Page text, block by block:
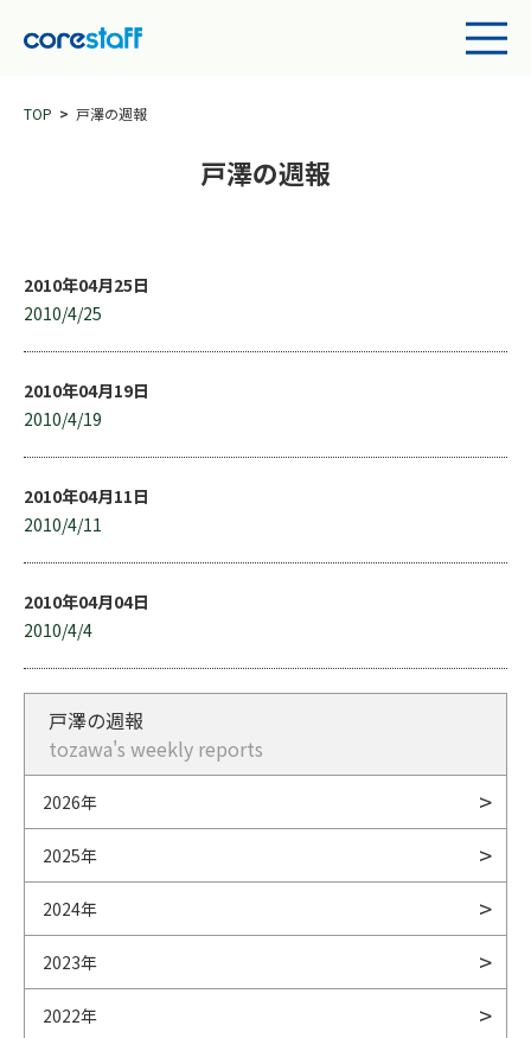
TOP 戸澤の週報
戸澤の週報
2010年04月25日
2010/4/25
2010年04月19日
2010/4/19
2010年04月11日
2010/4/11
2010年04月04日
2010/4/4
戸澤の週報
tozawa's weekly reports
2026年
2025年
2024年
2023年
2022年